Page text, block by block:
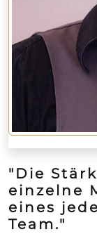
"Die
einzelne
eines
Team."